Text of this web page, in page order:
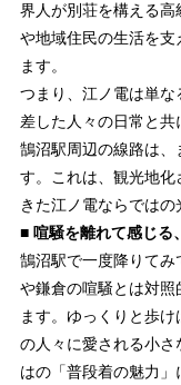
界人が別荘を構える高
や地域住民の生活を支
ます。
つまり、江ノ電は単
差した人々の日常と共
鵠沼駅周辺の線路は、
す。これは、観光地
きた江ノ電ならではの
■ 喧騒を離れて感じる
鵠沼駅で一度降りて
や鎌倉の喧騒とは対
ます。ゆっくりと歩
の人々に愛される小
はの「普段着の魅力」